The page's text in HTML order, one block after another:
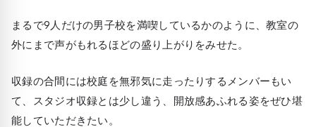
まるで9人だけの男子校を満喫しているかのように、教室の
外にまで声がもれるほどの盛り上がりをみせた。
収録の合間には校庭を無邪気に走ったりするメンバーもい
て、スタジオ収録とは少し違う、開放感あふれる姿をぜひ堪
能していただきたい。